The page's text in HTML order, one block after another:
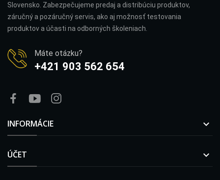
Slovensko. Zabezpečujeme predaj a distribúciu produktov,
záručný a pozáručný servis, ako aj možnosť testovania
produktov a účasti na odborných školeniach.
Máte otázku?
+421 903 562 654
INFORMÁCIE 
ÚČET 